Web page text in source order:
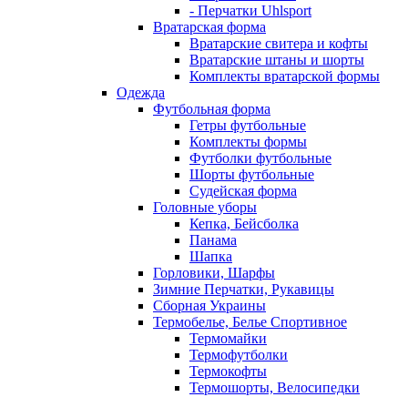
- Перчатки Uhlsport
Вратарская форма
Вратарские свитера и кофты
Вратарские штаны и шорты
Комплекты вратарской формы
Одежда
Футбольная форма
Гетры футбольные
Комплекты формы
Футболки футбольные
Шорты футбольные
Судейская форма
Головные уборы
Кепка, Бейсболка
Панама
Шапка
Горловики, Шарфы
Зимние Перчатки, Рукавицы
Сборная Украины
Термобелье, Белье Спортивное
Термомайки
Термофутболки
Термокофты
Термошорты, Велосипедки